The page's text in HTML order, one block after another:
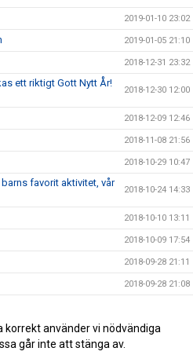
2019-01-10 23:02
2019-01-05 21:10
2018-12-31 23:32
ett riktigt Gott Nytt År!
2018-12-30 12:00
2018-12-09 12:46
2018-11-08 21:56
2018-10-29 10:47
favorit aktivitet, vår
2018-10-24 14:33
2018-10-10 13:11
2018-10-09 17:54
2018-09-28 21:11
2018-09-28 21:08
2018-06-18 09:29
stipendium 2018 2018-06-18 09:29
korrekt använder vi nödvändiga
går inte att stänga av.